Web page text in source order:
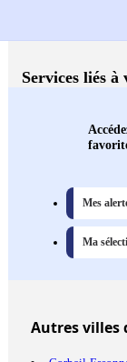
Services liés
Mes
Ma
Autresvilles